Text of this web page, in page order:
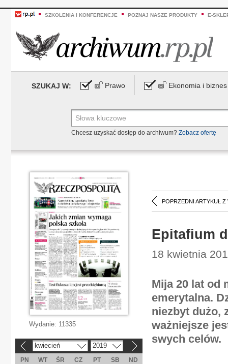
SZKOLENIA I KONFERENCJE POZNAJ NASZE PRODUKTY E-
SZUKAJ W: Prawo Ekonomia i biznes
Chcesz uzyskać dostęp do archiwum? Zobacz ofertę
POPRZEDNI ARTYKUŁ Z
Epitafium
18 kwietnia
Mija 20 lat od
emerytalna.
niezbyt dużo,
ważniejsze
swych celów.
Wydanie: 11335
kwiecień 2019
PN WT ŚR CZ PT SB
ND